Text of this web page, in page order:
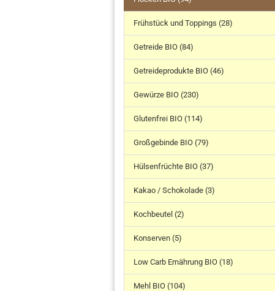
Frühstück und Toppings (28)
Getreide BIO (84)
Getreideprodukte BIO (46)
Gewürze BIO (230)
Glutenfrei BIO (114)
Großgebinde BIO (79)
Hülsenfrüchte BIO (37)
Kakao / Schokolade (3)
Kochbeutel (2)
Konserven (5)
Low Carb Ernährung BIO (18)
Mehl BIO (104)